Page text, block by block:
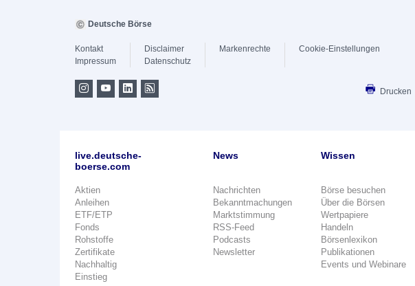
Deutsche Börse
Kontakt
Impressum
Disclaimer
Datenschutz
Markenrechte Cookie-Einstellungen
Drucken
live.deutsche-
boerse.com
Aktien
Anleihen
ETF/ETP
Fonds
Rohstoffe
Zertifikate
Nachhaltig
Einstieg
News
Nachrichten
Bekanntmachungen
Marktstimmung
RSS-Feed
Podcasts
Newsletter
Wissen
Börse besuchen
Über die Börsen
Wertpapiere
Handeln
Börsenlexikon
Publikationen
Events und Webinare